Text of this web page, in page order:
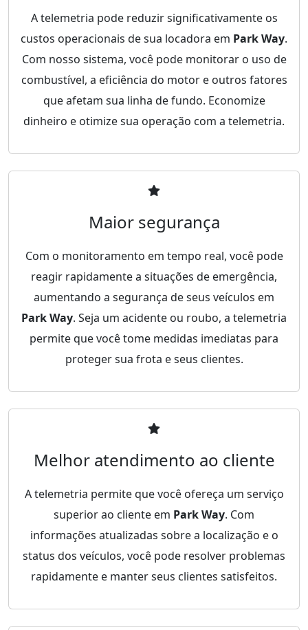
A telemetria pode reduzir significativamente os
custos operacionais de sua locadora em Park Way.
Com nosso sistema, você pode monitorar o uso de
combustível, a eficiência do motor e outros fatores
que afetam sua linha de fundo. Economize
dinheiro e otimize sua operação com a telemetria.
Maior segurança
Com o monitoramento em tempo real, você pode
reagir rapidamente a situações de emergência,
aumentando a segurança de seus veículos em
Park Way. Seja um acidente ou roubo, a telemetria
permite que você tome medidas imediatas para
proteger sua frota e seus clientes.
Melhor atendimento ao cliente
A telemetria permite que você ofereça um serviço
superior ao cliente em Park Way. Com
informações atualizadas sobre a localização e o
status dos veículos, você pode resolver problemas
rapidamente e manter seus clientes satisfeitos.